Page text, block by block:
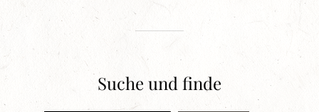
Suche und finde